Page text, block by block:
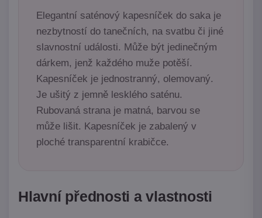
Elegantní saténový kapesníček do saka je
nezbytností do tanečních, na svatbu či jiné
slavnostní události. Může být jedinečným
dárkem, jenž každého muže potěší.
Kapesníček je jednostranný, olemovaný.
Je ušitý z jemně lesklého saténu.
Rubovaná strana je matná, barvou se
může lišit. Kapesníček je zabalený v
ploché transparentní krabičce.
Hlavní přednosti a vlastnosti